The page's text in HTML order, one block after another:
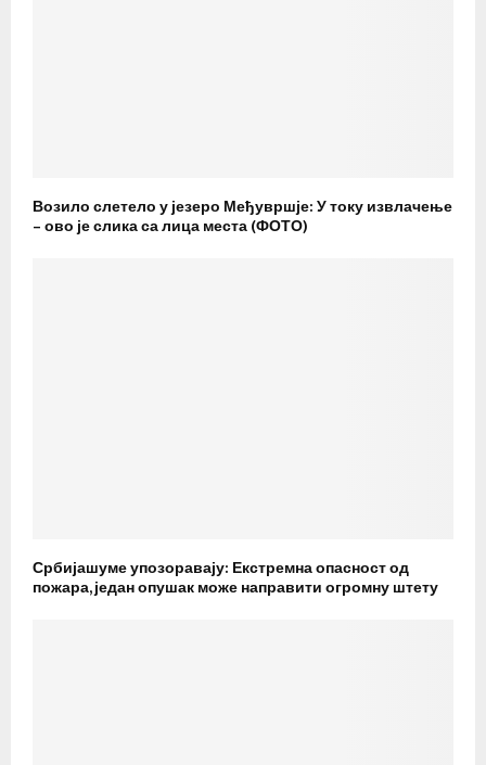
Возило слетело у језеро Међувршје: У току извлачење
– ово је слика са лица места (ФОТО)
Србијашуме упозоравају: Екстремна опасност од
пожара, један опушак може направити огромну штету